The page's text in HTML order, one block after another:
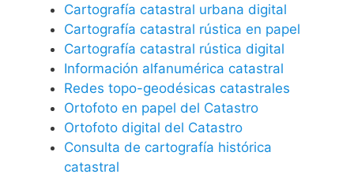
Cartografía catastral urbana digital
Cartografía catastral rústica en papel
Cartografía catastral rústica digital
Información alfanumérica catastral
Redes topo-geodésicas catastrales
Ortofoto en papel del Catastro
Ortofoto digital del Catastro
Consulta de cartografía histórica
catastral